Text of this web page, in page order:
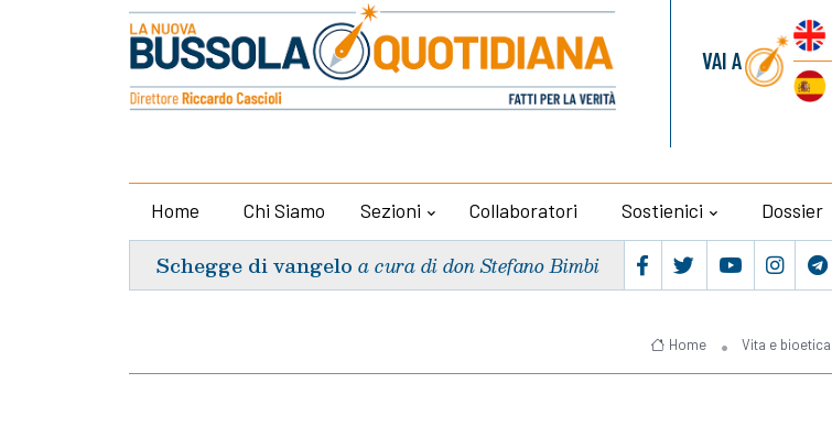
VAI A
Home Chi Siamo Sezioni Collaboratori Sostienici Dossier
Schegge di vangelo a cura di don Stefano Bimbi
Home Vita e bioetica